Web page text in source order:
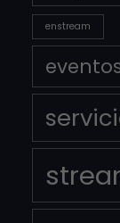
enstream